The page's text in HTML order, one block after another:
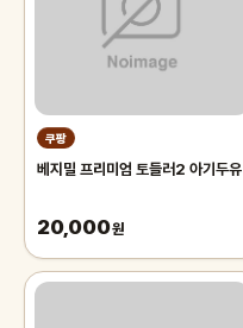
쿠팡
베지밀 프리미엄 토들러2 아기두유
20,000원